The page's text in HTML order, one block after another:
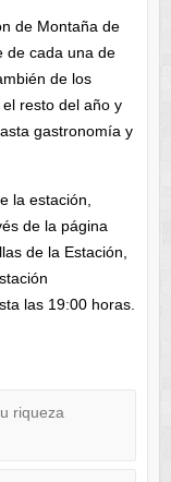
de Montaña de
de cada una de
de los
resto del año y
gastronomía y
la estación,
de la página
de la Estación,
las 19:00 horas.
riqueza